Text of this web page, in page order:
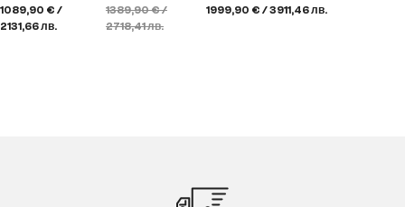
1089,90 € /
2131,66 лв.
1389,90 € /
2718,41 лв.
1999,90 € / 3911,46 лв.